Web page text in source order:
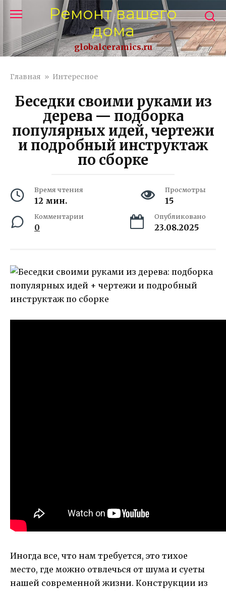
контенту
Ремонт вашего
дома
globalceramics.ru
Главная » Интересное
Беседки своими руками из
дерева — подборка
популярных идей, чертежи
и подробный инструктаж
по сборке
Время чтения
12 мин.
Просмотры
15
Комментарии
0
Опубликовано
23.08.2025
Иногда все, что нам требуется, это тихое
место, где можно отвлечься от шума и суеты
нашей современной жизни. Конструкции из